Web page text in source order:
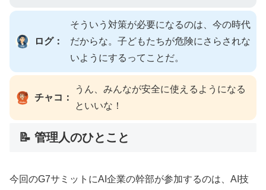
ログ：
そういう対策が必要になるのは、今の時代
だからな。子どもたちが危険にさらされな
いようにするってことだ。
チャコ：
うん、みんなが安全に使えるようになる
といいな！
📝 管理人のひとこと
今回のG7サミットにAI企業の幹部が参加するのは、AI技